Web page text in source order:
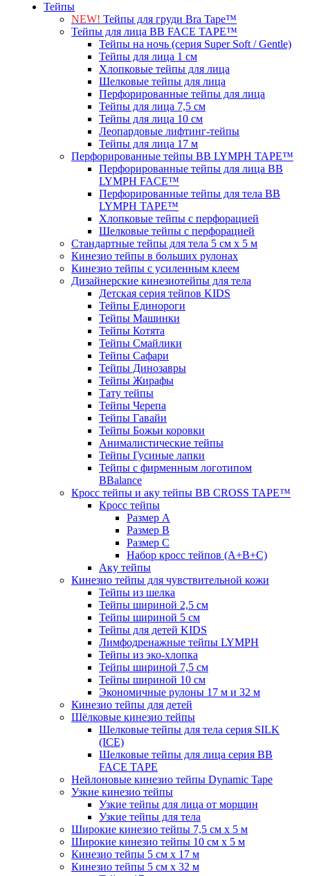
Тейпы
NEW! Тейпы для груди Bra Tape™
Тейпы для лица BB FACE TAPE™
Тейпы на ночь (серия Super Soft / Gentle)
Тейпы для лица 1 см
Хлопковые тейпы для лица
Шелковые тейпы для лица
Перфорированные тейпы для лица
Тейпы для лица 7,5 см
Тейпы для лица 10 см
Леопардовые лифтинг-тейпы
Тейпы для лица 17 м
Перфорированные тейпы BB LYMPH TAPE™
Перфорированные тейпы для лица BB
LYMPH FACE™
Перфорированные тейпы для тела BB
LYMPH TAPE™
Хлопковые тейпы с перфорацией
Шелковые тейпы с перфорацией
Стандартные тейпы для тела 5 см x 5 м
Кинезио тейпы в больших рулонах
Кинезио тейпы с усиленным клеем
Дизайнерские кинезиотейпы для тела
Детская серия тейпов KIDS
Тейпы Единороги
Тейпы Машинки
Тейпы Котята
Тейпы Смайлики
Тейпы Сафари
Тейпы Динозавры
Тейпы Жирафы
Тату тейпы
Тейпы Черепа
Тейпы Гавайи
Тейпы Божьи коровки
Анималистические тейпы
Тейпы Гусиные лапки
Тейпы с фирменным логотипом
BBalance
Кросс тейпы и аку тейпы BB CROSS TAPE™
Кросс тейпы
Размер А
Размер B
Размер С
Набор кросс тейпов (А+B+C)
Аку тейпы
Кинезио тейпы для чувствительной кожи
Тейпы из шелка
Тейпы шириной 2,5 см
Тейпы шириной 5 см
Тейпы для детей KIDS
Лимфодренажные тейпы LYMPH
Тейпы из эко-хлопка
Тейпы шириной 7,5 см
Тейпы шириной 10 см
Экономичные рулоны 17 м и 32 м
Кинезио тейпы для детей
Шёлковые кинезио тейпы
Шелковые тейпы для тела серия SILK
(ICE)
Шелковые тейпы для лица серия BB
FACE TAPE
Нейлоновые кинезио тейпы Dynamic Tape
Узкие кинезио тейпы
Узкие тейпы для лица от морщин
Узкие тейпы для тела
Широкие кинезио тейпы 7,5 см x 5 м
Широкие кинезио тейпы 10 см х 5 м
Кинезио тейпы 5 см x 17 м
Кинезио тейпы 5 см х 32 м